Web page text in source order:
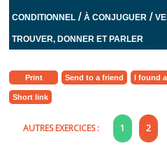
CONDITIONNEL /À CONJUGUER /
TROUVER, DONNER ET PARLER
Print Send to a friend I found
Short link
AUTRES EXERCICES : 1 2